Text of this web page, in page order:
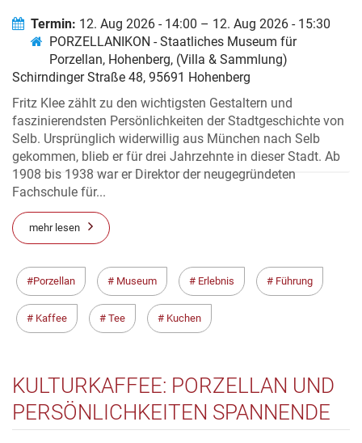
MENSCHEN – PROFESSOR FRITZ
KLEE (1876 – 197633) –
ARCHITEKT, GRAFIKER UND
KUNSTGEWERBLER
Termin: 12. Aug 2026 - 14:00 – 12. Aug 2026 - 15:30
PORZELLANIKON - Staatliches Museum für
Porzellan, Hohenberg, (Villa & Sammlung)
Schirndinger Straße 48, 95691 Hohenberg
Fritz Klee zählt zu den wichtigsten Gestaltern und
faszinierendsten Persönlichkeiten der Stadtgeschichte von
Selb. Ursprünglich widerwillig aus München nach Selb
gekommen, blieb er für drei Jahrzehnte in dieser Stadt. Ab
1908 bis 1938 war er Direktor der neugegründeten
Fachschule für...
mehr lesen
Porzellan Museum Erlebnis Führung
Kaffee Tee Kuchen
KULTURKAFFEE: PORZELLAN UND
PERSÖNLICHKEITEN SPANNENDE